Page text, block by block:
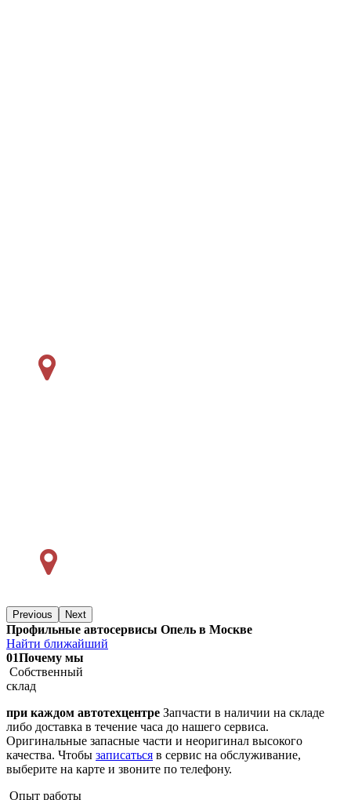
Previous Next
Профильные автосервисы Опель в Москве
Найти ближайший
01Почему мы
Собственный
склад
при каждом автотехцентре Запчасти в наличии на складе
либо доставка в течение часа до нашего сервиса.
Оригинальные запасные части и неоригинал высокого
качества. Чтобы записаться в сервис на обслуживание,
выберите на карте и звоните по телефону.
Опыт работы